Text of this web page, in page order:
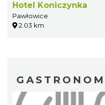
Hotel Koniczynka
Pawłowice
2.03 km